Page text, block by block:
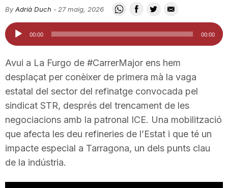
u
t
a
t
By Adrià Duch - 27 maig, 2026
Reproductor
d'àudio
00:00 00:00
Avui a La Furgo de #CarrerMajor ens hem
desplaçat per conèixer de primera mà la vaga
estatal del sector del refinatge convocada pel
sindicat STR, després del trencament de les
negociacions amb la patronal ICE. Una mobilització
que afecta les deu refineries de l’Estat i que té un
impacte especial a Tarragona, un dels punts clau
de la indústria.